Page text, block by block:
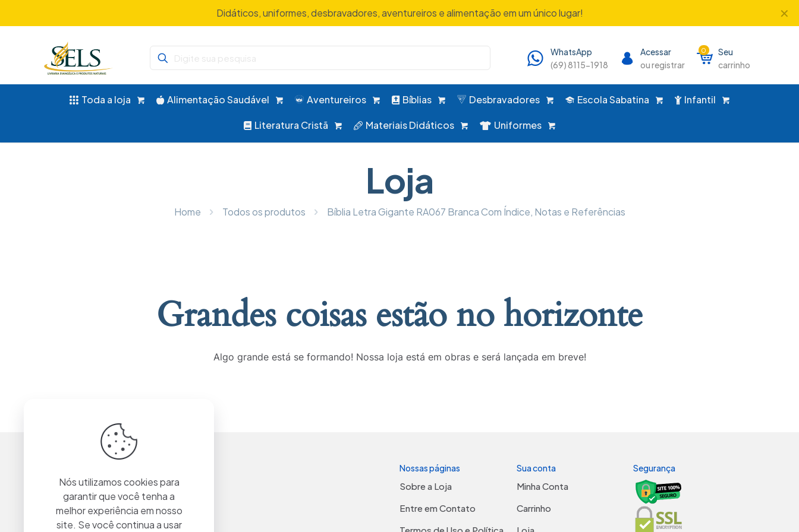
Didáticos, uniformes, desbravadores, aventureiros e alimentação em um único lugar! ✕
WhatsApp
(69) 8115-1918
Acessar
ou registrar
0
Seu
carrinho
Toda a loja Alimentação Saudável Aventureiros Bíblias Desbravadores Escola Sabatina Infantil
Literatura Cristã Materiais Didáticos Uniformes
Loja
Home Todos os produtos Bíblia Letra Gigante RA067 Branca Com Índice, Notas e Referências
Grandes coisas estão no horizonte
Algo grande está se formando! Nossa loja está em obras e será lançada em breve!
Nossas páginas
Sobre a Loja
Entre em Contato
Termos de Uso e Política
Sua conta
Minha Conta
Carrinho
Loja
Segurança
Nós utilizamos cookies para
garantir que você tenha a
melhor experiência em nosso
site. Se você continua a usar